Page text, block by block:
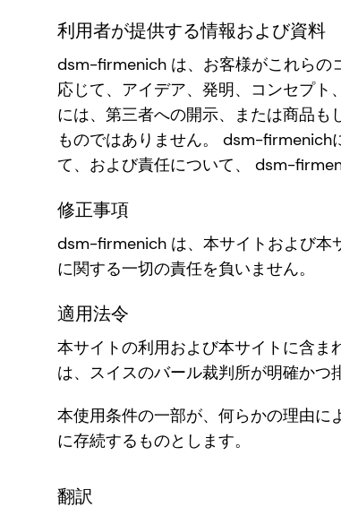
利用者が提供する情報および資料
dsm-firmenich は、お客様がこれらの
応じて、アイデア、発明、コンセプ
には、第三者への開示、または商品
ものではありません。 dsm-firmenich
て、および責任について、 dsm-
修正事項
dsm-firmenich は、本サイトおよび本
に関する一切の責任を負いません。
適用法令
本サイトの利用および本サイトに含
は、スイスのバール裁判所が明確かつ
本使用条件の一部が、何らかの理由
に存続するものとします。
翻訳